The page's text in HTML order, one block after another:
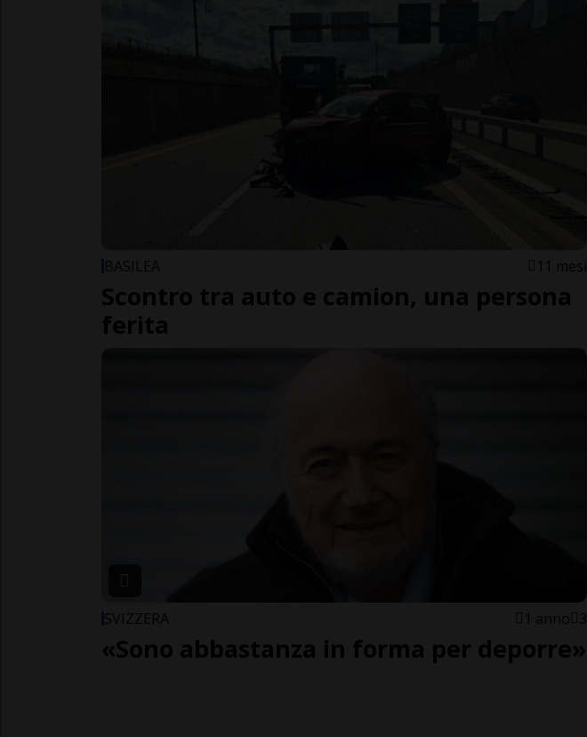
BASILEA 11 mesi
Scontro tra auto e camion, una persona
ferita
SVIZZERA 1 anno 3
«Sono abbastanza in forma per deporre»